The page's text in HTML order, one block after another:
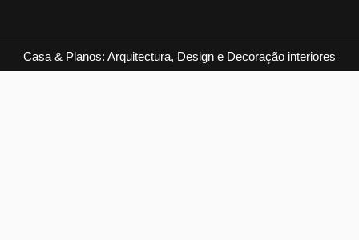
Casa & Planos: Arquitectura, Design e Decoração interiores